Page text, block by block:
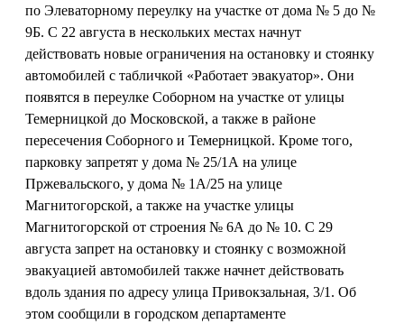
по Элеваторному переулку на участке от дома № 5 до №
9Б. С 22 августа в нескольких местах начнут
действовать новые ограничения на остановку и стоянку
автомобилей с табличкой «Работает эвакуатор». Они
появятся в переулке Соборном на участке от улицы
Темерницкой до Московской, а также в районе
пересечения Соборного и Темерницкой. Кроме того,
парковку запретят у дома № 25/1А на улице
Пржевальского, у дома № 1А/25 на улице
Магнитогорской, а также на участке улицы
Магнитогорской от строения № 6А до № 10. С 29
августа запрет на остановку и стоянку с возможной
эвакуацией автомобилей также начнет действовать
вдоль здания по адресу улица Привокзальная, 3/1. Об
этом сообщили в городском департаменте